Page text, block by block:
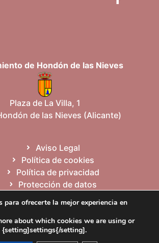
de Hondón de las Nieves
Plaza de La Villa, 1
de las Nieves (Alicante)
Aviso Legal
Política de cookies
Política de privacidad
Protección de datos
para ofrecerte la mejor experiencia en
about which cookies we are using or
setting].
Valencià